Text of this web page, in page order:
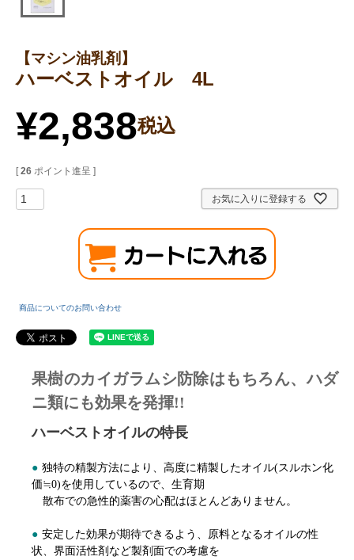
【マシン油乳剤】
ハーベストオイル 4L
¥2,838税込
[ 26 ポイント進呈 ]
お気に入りに登録する
商品についてのお問い合わせ
果樹のカイガラムシ防除はもちろん、ハダ
ニ類にも効果を発揮!!
ハーベストオイルの特長
● 独特の精製方法により、高度に精製したオイル(スルホン化
価≒0)を使用しているので、生育期
散布での急性的薬害の心配はほとんどありません。
● 安定した効果が期待できるよう、原料となるオイルの性
状、界面活性剤など製剤面での考慮を